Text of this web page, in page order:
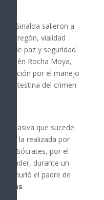
de Sinaloa salieron a
Obregón, vialidad
de paz y seguridad
Rubén Rocha Moya,
por el manejo
intestina del crimen
masiva que sucede
de la realizada por
Sócrates, por el
durante un
murió el padre de